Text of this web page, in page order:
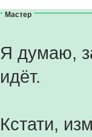
Мастер
Я думаю,
идёт.
Кстати,